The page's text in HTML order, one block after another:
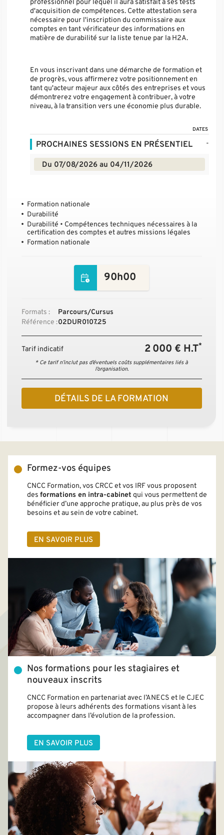
professionnel pour lequel il aura satisfait à ses tests
d'acquisition de compétences. Cette attestation sera
nécessaire pour l'inscription du commissaire aux
comptes en tant vérificateur des informations en
matière de durabilité sur la liste tenue par la H2A.
En vous inscrivant dans une démarche de formation et
de progrès, vous affirmerez votre positionnement en
tant qu'acteur majeur aux côtés des entreprises et vous
démontrerez votre engagement à contribuer, à votre
niveau, à la transition vers une économie plus durable.
DATES
PROCHAINES SESSIONS EN PRÉSENTIEL -
Du 07/08/2026 au 04/11/2026
Formation nationale
Durabilité
Durabilité • Compétences techniques nécessaires à la
certification des comptes et autres missions légales
Formation nationale
90h00
Formats :
Parcours/Cursus
Référence :02DUR0107.25
Tarif indicatif 2 000 € H.T*
* Ce tarif n’inclut pas d’éventuels coûts supplémentaires liés à
l’organisation.
DÉTAILS DE LA FORMATION
Formez-vos équipes
CNCC Formation, vos CRCC et vos IRF vous proposent
desformations en intra-cabinet qui vous permettent de
bénéficier d’une approche pratique, au plus près de vos
besoins et au sein de votre cabinet.
EN SAVOIR PLUS
Nos formations pour les stagiaires et
nouveaux inscrits
CNCC Formation en partenariat avec l’ANECS et le CJEC
propose à leurs adhérents des formations visant à les
accompagner dans l’évolution de la profession.
EN SAVOIR PLUS